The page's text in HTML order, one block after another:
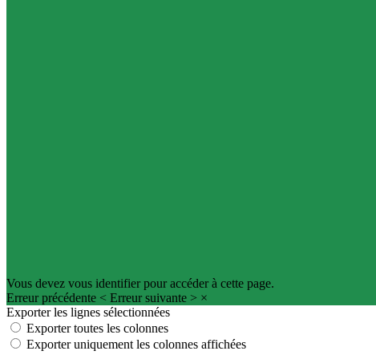
Vous devez vous identifier pour accéder à cette page.
Erreur précédente < Erreur suivante > ×
Exporter les lignes sélectionnées
Exporter toutes les colonnes
Exporter uniquement les colonnes affichées